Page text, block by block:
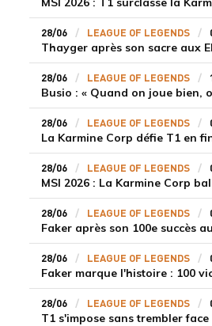
28/06 LEAGUE OF LEGENDS
Thayger après son sacre aux
28/06 LEAGUE OF LEGENDS
Busio : « Quand on joue bien,
28/06 LEAGUE OF LEGENDS
La Karmine Corp défie T1 en
28/06 LEAGUE OF LEGENDS
MSI 2026 : La Karmine Corp
28/06 LEAGUE OF LEGENDS
28/06 LEAGUE OF LEGENDS
Faker marque l'histoire : 100
28/06 LEAGUE OF LEGENDS
T1 s'impose sans trembler